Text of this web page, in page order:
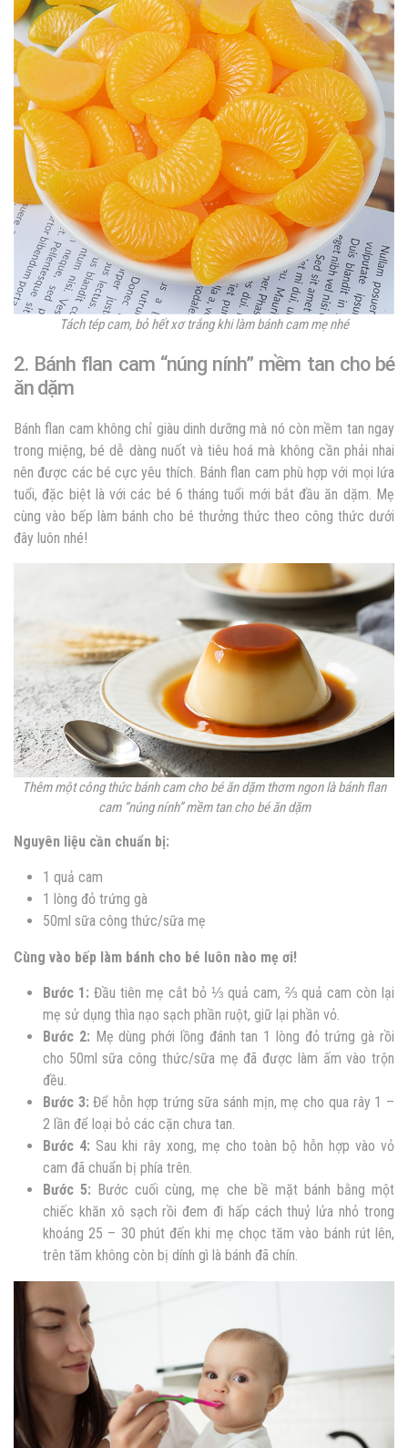
Tách tép cam, bỏ hết xơ trắng khi làm bánh cam mẹ nhé
2. Bánh flan cam “núng nính” mềm tan cho bé
ăn dặm
Bánh flan cam không chỉ giàu dinh dưỡng mà nó còn mềm tan ngay
trong miệng, bé dễ dàng nuốt và tiêu hoá mà không cần phải nhai
nên được các bé cực yêu thích. Bánh flan cam phù hợp với mọi lứa
tuổi, đặc biệt là với các bé 6 tháng tuổi mới bắt đầu ăn dặm. Mẹ
cùng vào bếp làm bánh cho bé thưởng thức theo công thức dưới
đây luôn nhé!
Thêm một công thứcbánh cam cho bé ăn dặm thơm ngon là bánh flan
cam “núng nính” mềm tan cho bé ăn dặm
Nguyên liệu cần chuẩn bị:
1 quả cam
1 lòng đỏ trứng gà
50ml sữa công thức/sữa mẹ
Cùng vào bếp làm bánh cho bé luôn nào mẹ ơi!
Bước 1: Đầu tiên mẹ cắt bỏ ⅓ quả cam, ⅔ quả cam còn lại
mẹ sử dụng thìa nạo sạch phần ruột, giữ lại phần vỏ.
Bước 2: Mẹ dùng phới lồng đánh tan 1 lòng đỏ trứng gà rồi
cho 50ml sữa công thức/sữa mẹ đã được làm ấm vào trộn
đều.
Bước 3: Để hỗn hợp trứng sữa sánh mịn, mẹ cho qua rây 1 –
2 lần để loại bỏ các cặn chưa tan.
Bước 4: Sau khi rây xong, mẹ cho toàn bộ hỗn hợp vào vỏ
cam đã chuẩn bị phía trên.
Bước 5: Bước cuối cùng, mẹ che bề mặt bánh bằng một
chiếc khăn xô sạch rồi đem đi hấp cách thuỷ lửa nhỏ trong
khoảng 25 – 30 phút đến khi mẹ chọc tăm vào bánh rút lên,
trên tăm không còn bị dính gì là bánh đã chín.